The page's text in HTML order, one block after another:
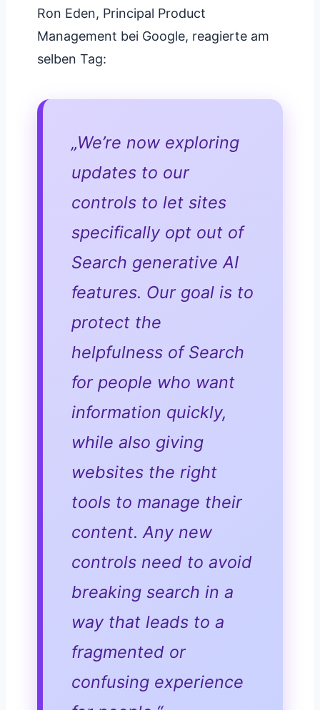
Ron Eden, Principal Product
Management bei Google, reagierte am
selben Tag:
„We’re now exploring
updates to our
controls to let sites
specifically opt out of
Search generative AI
features. Our goal is to
protect the
helpfulness of Search
for people who want
information quickly,
while also giving
websites the right
tools to manage their
content. Any new
controls need to avoid
breaking search in a
way that leads to a
fragmented or
confusing experience